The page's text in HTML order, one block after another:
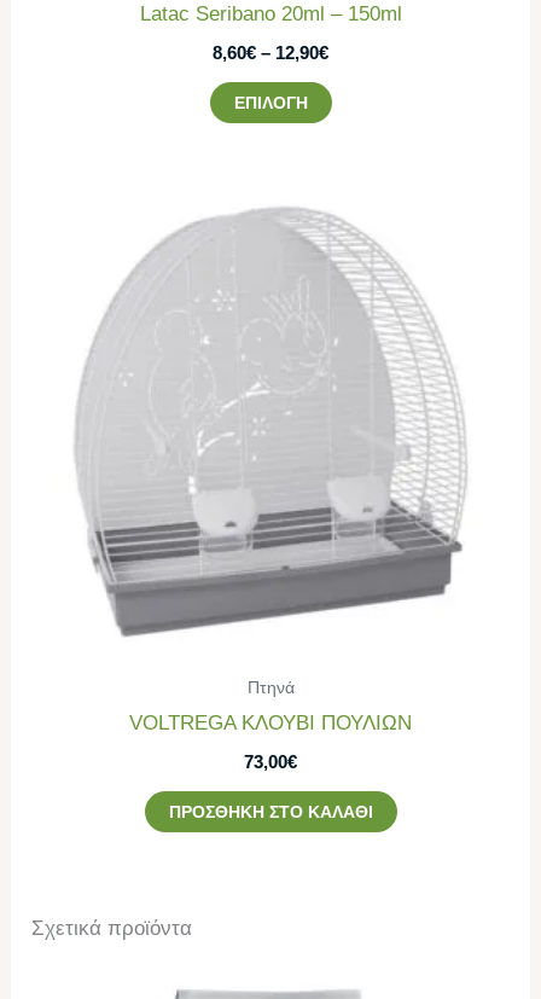
Latac Seribano 20ml – 150ml
8,60€ – 12,90€
ΕΠΙΛΟΓΉ
Πτηνά
VOLTREGA ΚΛΟΥΒΙ ΠΟΥΛΙΩΝ
73,00€
ΠΡΟΣΘΉΚΗ ΣΤΟ ΚΑΛΆΘΙ
Σχετικά προϊόντα